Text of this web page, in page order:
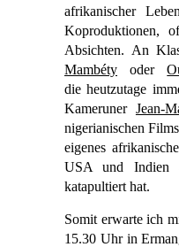
afrikanischer
Koproduktionen,
Absichten. An
Mambéty oder
die heutzutage
Kameruner Jean-
nigerianischen
eigenes
USA und Indien
katapultiert hat.
Somit erwarte ich
15.30 Uhr in